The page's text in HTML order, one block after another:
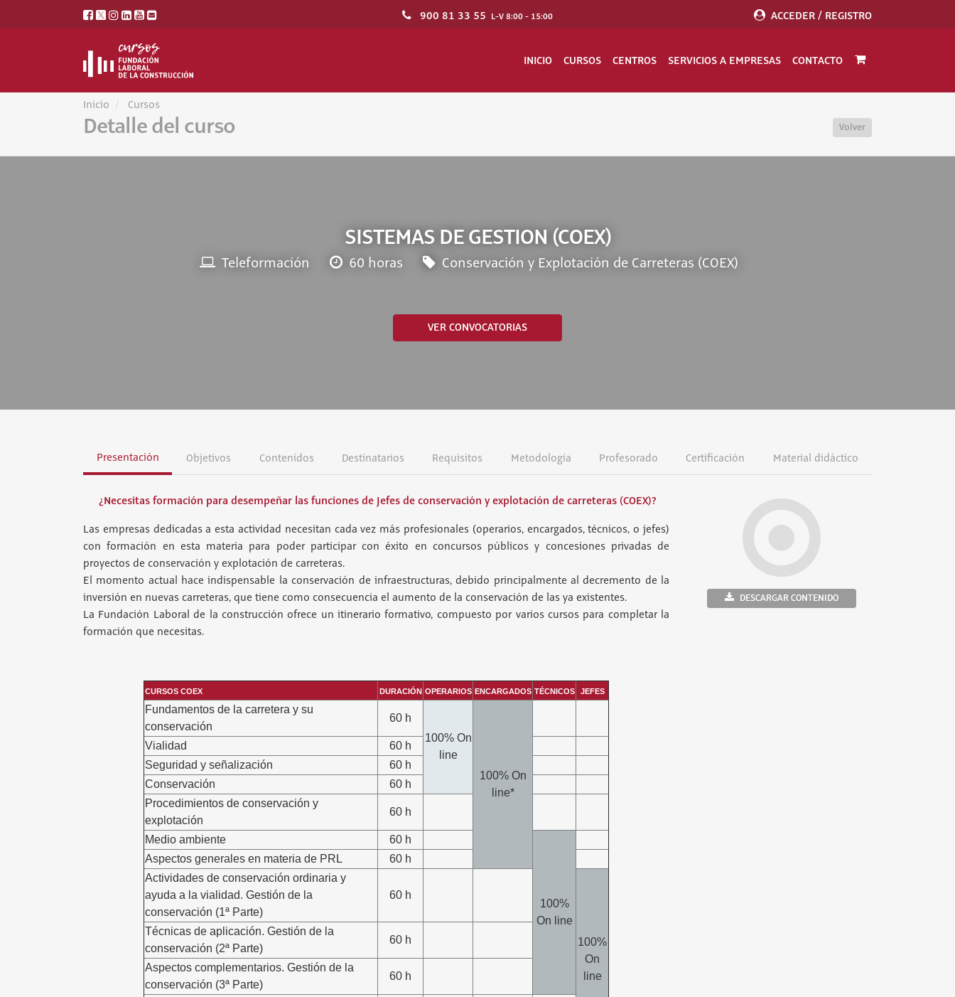
900 81 33 55 L-V 8:00 - 15:00 ACCEDER / REGISTRO
INICIO CURSOS CENTROS SERVICIOS A EMPRESAS CONTACTO
Inicio Cursos
Detalle del curso Volver
SISTEMAS DE GESTION (COEX)
Teleformación 60 horas Conservación y Explotación de Carreteras (COEX)
VER CONVOCATORIAS
Presentación Objetivos Contenidos Destinatarios Requisitos Metodología Profesorado Certificación Material didáctico
¿Necesitas formación para desempeñar las funciones de Jefes de conservación y explotación de carreteras (COEX)?
Las empresas dedicadas a esta actividad necesitan cada vez más profesionales (operarios, encargados, técnicos, o jefes)
con formación en esta materia para poder participar con éxito en concursos públicos y concesiones privadas de
proyectos de conservación y explotación de carreteras.
El momento actual hace indispensable la conservación de infraestructuras, debido principalmente al decremento de la
inversión en nuevas carreteras, que tiene como consecuencia el aumento de la conservación de las ya existentes.
La Fundación Laboral de la construcción ofrece un itinerario formativo, compuesto por varios cursos para completar la
formación que necesitas.
CURSOS COEX DURACIÓN OPERARIOS ENCARGADOS TÉCNICOS JEFES
Fundamentos de la carretera y su
conservación
60 h
100% On
line
100% On
line*
Vialidad
60 h
Seguridad y señalización
60 h
Conservación
60 h
Procedimientos de conservación y
explotación
60 h
Medio ambiente 60 h
100%
On line
Aspectos generales en materia de PRL
60 h
Actividades de conservación ordinaria y
ayuda a la vialidad. Gestión de la
conservación (1ª Parte)
60 h
100%
On
line
Técnicas de aplicación. Gestión de la
conservación (2ª Parte)
60 h
Aspectos complementarios. Gestión de la
conservación (3ª Parte)
60 h
DESCARGAR CONTENIDO